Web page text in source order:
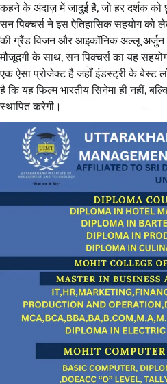
कहने के अंदाज़ में जादुई है, जो हर दर्शक को
सन पिक्चर्स ने इस ऐतिहासिक सहयोग को
की ग्रैंड विजन और आइकॉनिक अल्लू अर्जुन
मौजूदगी के साथ, सन पिक्चर्स का यह
एक ऐसा प्रोजेक्ट है जहाँ इंडस्ट्री के बेस्ट
है कि यह फिल्म भारतीय सिनेमा ही नहीं,
स्थापित करेगी।